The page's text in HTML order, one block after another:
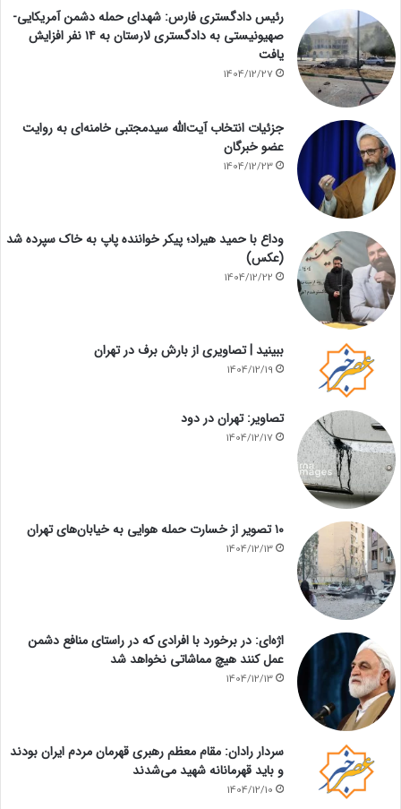
رئیس دادگستری فارس: شهدای حمله دشمن آمریکایی-
صهیونیستی به دادگستری لارستان به ۱۴ نفر افزایش
یافت
1404/12/27
جزئیات انتخاب آیت‌الله سیدمجتبی خامنه‌ای به روایت
عضو خبرگان
1404/12/23
وداع با حمید هیراد؛ پیکر خواننده پاپ به خاک سپرده شد
(عکس)
1404/12/22
ببینید | تصاویری از بارش برف در تهران
1404/12/19
تصاویر: تهران در دود
1404/12/17
۱۰ تصویر از خسارت حمله هوایی به خیابان‌های تهران
1404/12/13
اژه‌ای: در برخورد با افرادی که در راستای منافع دشمن
عمل کنند هیچ مماشاتی نخواهد شد
1404/12/13
سردار رادان: مقام معظم رهبری قهرمان مردم ایران بودند
و باید قهرمانانه شهید می‌شدند
1404/12/10